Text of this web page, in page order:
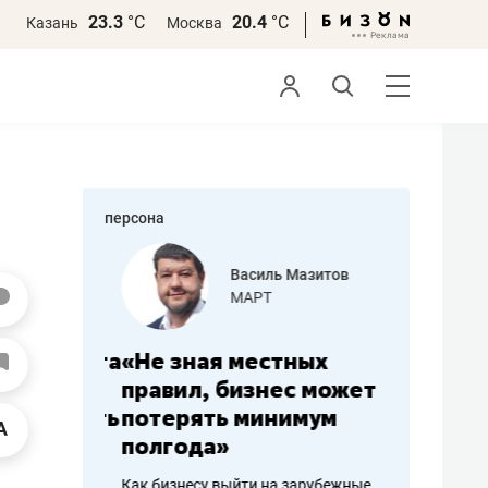
Казань 23.3 °С Москва 20.4 °С
персона
работа
Василь Мазитов
МАРТ
«Не зная местных
правил, бизнес может
потерять минимум
полгода»